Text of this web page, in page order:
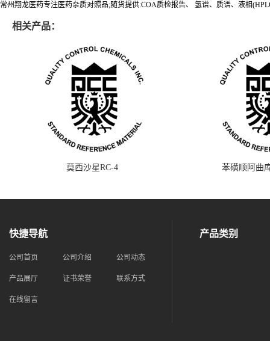
常州翔龙医药专注医药杂质对照品;随货提供:COA质检报告、 氢谱、质谱、液相
相关产品：
莫西沙星RC-4 苯磺顺阿曲
快捷导航
公司首页 公司介绍 公司动态
产品展厅 证书荣誉 联系方式
在线留言
产品类别